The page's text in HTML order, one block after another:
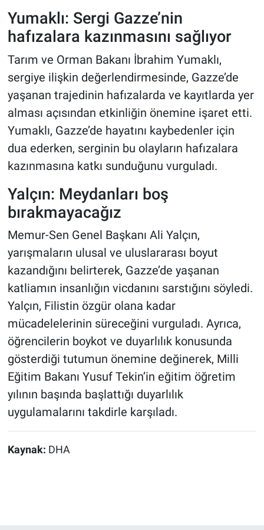
Erteleyebilir?
Yumaklı: Sergi Gazze’nin
hafızalara kazınmasını sağlıyor
Tarım ve Orman Bakanı İbrahim Yumaklı,
sergiye ilişkin değerlendirmesinde, Gazze’de
yaşanan trajedinin hafızalarda ve kayıtlarda yer
alması açısından etkinliğin önemine işaret etti.
Yumaklı, Gazze’de hayatını kaybedenler için
dua ederken, serginin bu olayların hafızalara
kazınmasına katkı sunduğunu vurguladı.
Yalçın: Meydanları boş
bırakmayacağız
Memur-Sen Genel Başkanı Ali Yalçın,
yarışmaların ulusal ve uluslararası boyut
kazandığını belirterek, Gazze’de yaşanan
katliamın insanlığın vicdanını sarstığını söyledi.
Yalçın, Filistin özgür olana kadar
mücadelelerinin süreceğini vurguladı. Ayrıca,
öğrencilerin boykot ve duyarlılık konusunda
gösterdiği tutumun önemine değinerek, Milli
Eğitim Bakanı Yusuf Tekin’in eğitim öğretim
yılının başında başlattığı duyarlılık
uygulamalarını takdirle karşıladı.
Kaynak: DHA